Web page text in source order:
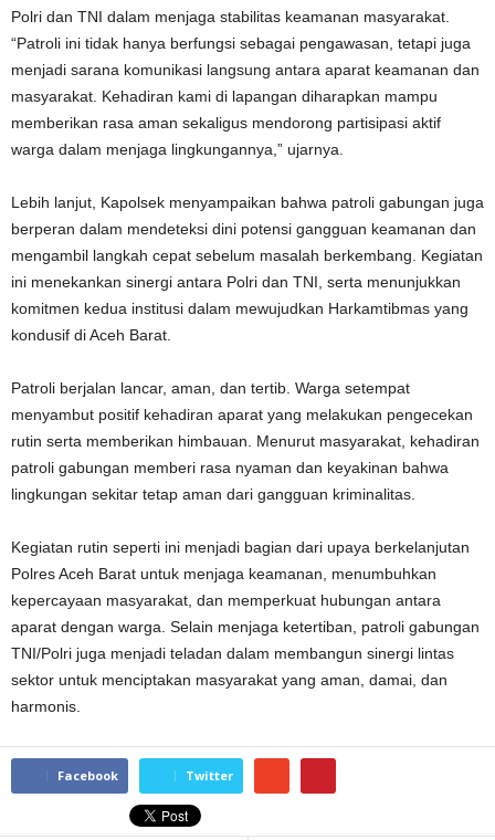
Polri dan TNI dalam menjaga stabilitas keamanan masyarakat.
“Patroli ini tidak hanya berfungsi sebagai pengawasan, tetapi juga
menjadi sarana komunikasi langsung antara aparat keamanan dan
masyarakat. Kehadiran kami di lapangan diharapkan mampu
memberikan rasa aman sekaligus mendorong partisipasi aktif
warga dalam menjaga lingkungannya,” ujarnya.
Lebih lanjut, Kapolsek menyampaikan bahwa patroli gabungan juga
berperan dalam mendeteksi dini potensi gangguan keamanan dan
mengambil langkah cepat sebelum masalah berkembang. Kegiatan
ini menekankan sinergi antara Polri dan TNI, serta menunjukkan
komitmen kedua institusi dalam mewujudkan Harkamtibmas yang
kondusif di Aceh Barat.
Patroli berjalan lancar, aman, dan tertib. Warga setempat
menyambut positif kehadiran aparat yang melakukan pengecekan
rutin serta memberikan himbauan. Menurut masyarakat, kehadiran
patroli gabungan memberi rasa nyaman dan keyakinan bahwa
lingkungan sekitar tetap aman dari gangguan kriminalitas.
Kegiatan rutin seperti ini menjadi bagian dari upaya berkelanjutan
Polres Aceh Barat untuk menjaga keamanan, menumbuhkan
kepercayaan masyarakat, dan memperkuat hubungan antara
aparat dengan warga. Selain menjaga ketertiban, patroli gabungan
TNI/Polri juga menjadi teladan dalam membangun sinergi lintas
sektor untuk menciptakan masyarakat yang aman, damai, dan
harmonis.
Facebook Twitter